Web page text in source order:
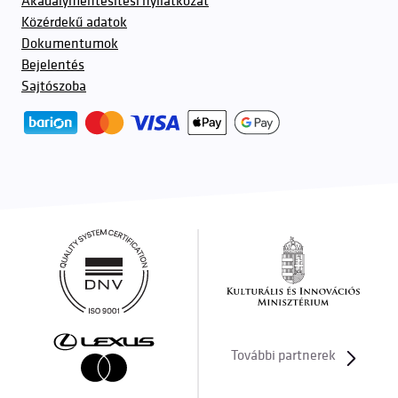
Közérdekű adatok
Dokumentumok
Bejelentés
Sajtószoba
További partnerek